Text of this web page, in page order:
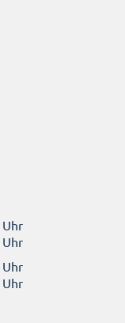
Uhr
Uhr